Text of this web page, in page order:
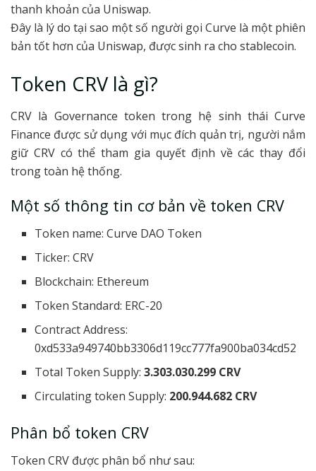
thanh khoản của Uniswap.
Đây là lý do tại sao một số người gọi Curve là một phiên
bản tốt hơn của Uniswap, được sinh ra cho stablecoin.
Token CRV là gì?
CRV là Governance token trong hệ sinh thái Curve
Finance được sử dụng với mục đích quản trị, người nắm
giữ CRV có thể tham gia quyết định về các thay đổi
trong toàn hệ thống.
Một số thông tin cơ bản về token CRV
Token name: Curve DAO Token
Ticker: CRV
Blockchain: Ethereum
Token Standard: ERC-20
Contract Address:
0xd533a949740bb3306d119cc777fa900ba034cd52
Total Token Supply:3.303.030.299 CRV
Circulating token Supply: 200.944.682 CRV
Phân bổ token CRV
Token CRV được phân bổ như sau: